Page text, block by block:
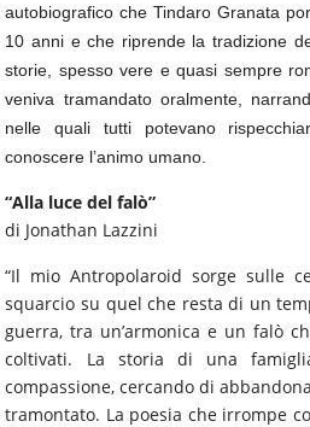
autobiografico che Tindaro Granata
10 anni e che riprende la tradizione
storie, spesso vere e quasi sempre
veniva tramandato oralmente,
nelle quali tutti potevano
conoscere l’animo umano.
“Alla luce del falò”
di Jonathan Lazzini
“Il mio Antropolaroid sorge sulle
squarcio su quel che resta di un
guerra, tra un’armonica e un falò
coltivati. La storia di una
compassione, cercando di
tramontato. La poesia che irrompe